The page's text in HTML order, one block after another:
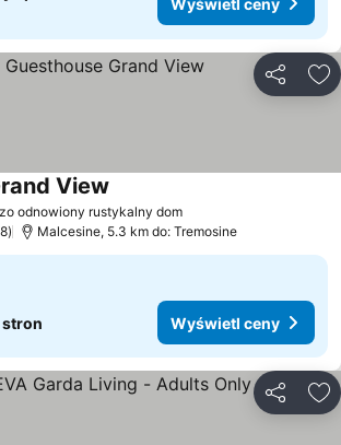
odnowiony rustykalny dom
View
Malcesine, 5.3 km do: Tremosine
stron Wyświetl ceny